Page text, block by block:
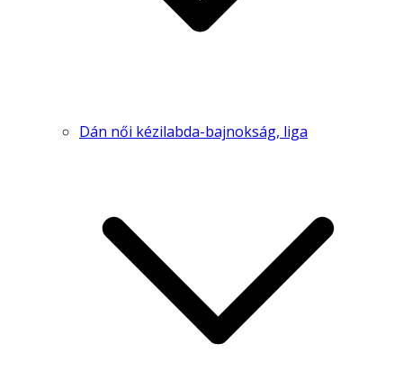
Dán női kézilabda-bajnokság, liga